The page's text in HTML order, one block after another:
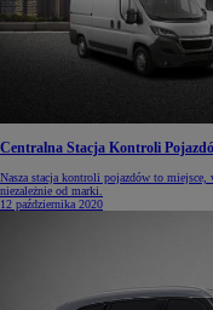
Centralna Stacja Kontroli
Nasza stacja kontroli pojazdów to miejsce,
niezależnie od marki.
12 października 2020